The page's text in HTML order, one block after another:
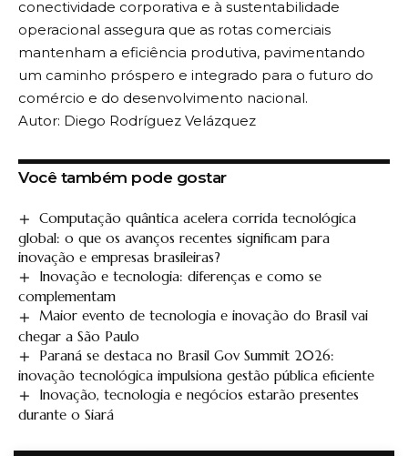
conectividade corporativa e à sustentabilidade
operacional assegura que as rotas comerciais
mantenham a eficiência produtiva, pavimentando
um caminho próspero e integrado para o futuro do
comércio e do desenvolvimento nacional.
Autor: Diego Rodríguez Velázquez
Você também pode gostar
Computação quântica acelera corrida tecnológica
global: o que os avanços recentes significam para
inovação e empresas brasileiras?
Inovação e tecnologia: diferenças e como se
complementam
Maior evento de tecnologia e inovação do Brasil vai
chegar a São Paulo
Paraná se destaca no Brasil Gov Summit 2026:
inovação tecnológica impulsiona gestão pública eficiente
Inovação, tecnologia e negócios estarão presentes
durante o Siará
A tecnologia educacional, quando bem aplicada, não
se limita ao uso de dispositivos digitais em sala de
aula. Ela envolve a integração de plataformas de
aprendizagem, sistemas de gestão escolar, recursos
de inteligência artificial e metodologias que
estimulam a participação ativa dos alunos. Esse
o ensino, respeitando o ritmo individual de cada
desenvolvimento.
Um dos principais benefícios da inovação na
educação é a melhoria do engajamento dos alunos.
Ambientes de aprendizagem mais interativos
tendem a despertar maior interesse, facilitando a
compreensão de conteúdos complexos. Além disso,
o uso de recursos digitais permite que o aprendizado
ultrapasse os limites físicos da sala de aula,
possibilitando acesso a conteúdos complementares
e experiências mais amplas.
Outro aspecto relevante é a preparação dos
A Revista Inovar é o seu guia completo para um mundo
em constante evolução. Nossas notícias abrangem desde
até os principais acontecimentos políticos e sociais do
Brasil e do mundo.
A rotina de decisões que molda a atuação de
um juiz de direito
Biometria e liveness detection: como a Vert
Analytics confirma identidade real no mundo
remoto
NOTÍCIAS